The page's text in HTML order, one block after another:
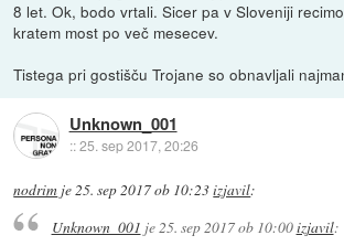
8 let. Ok, bodo vrtali. Sicer pa v Sloveniji
kratem most po več mesecev.
Tistega pri gostišču Trojane so obnavljali
Unknown_001
::25. sep 2017, 20:26
nodrim je25. sep 2017 ob 10:23izjavil:
Unknown_001 je 25. sep 2017 ob 10:00izjavil: